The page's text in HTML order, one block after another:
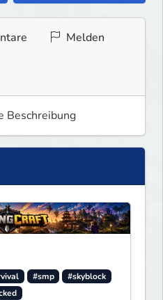
Melden
Beschreibung
#smp
#skyblock